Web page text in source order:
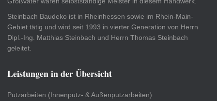
Steinbach Baudeko ist in Rheinhessen sowie im Rhein-Main-
Gebiet tätig und wird seit 1993 in vierter Generation von Herrn
Dipl.-Ing. Matthias Steinbach und Herrn Thomas Steinbach
geleitet.
Leistungen in der Übersicht
Putzarbeiten (Innenputz- & Außenputzarbeiten)